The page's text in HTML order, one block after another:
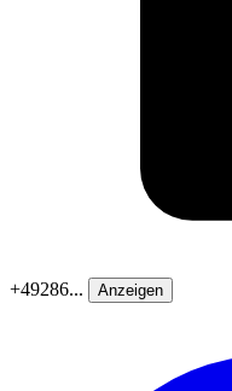
+49286... Anzeigen